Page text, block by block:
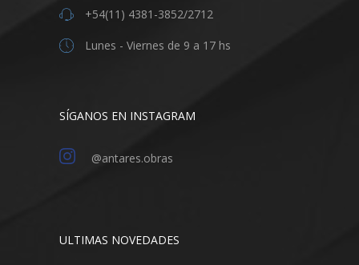
+54(11) 4381-3852/2712
Lunes - Viernes de 9 a 17 hs
SÍGANOS EN INSTAGRAM
@antares.obras
ULTIMAS NOVEDADES